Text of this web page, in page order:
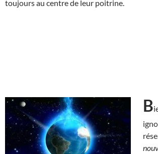
toujours au centre de leur poitrine.
B